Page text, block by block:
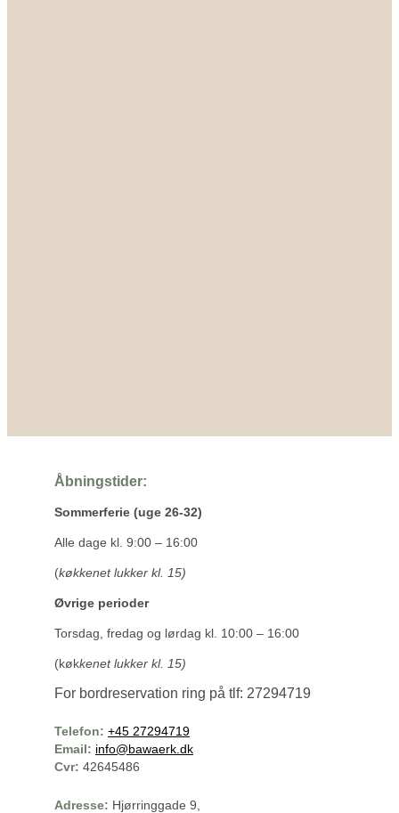
Åbningstider:
Sommerferie (uge 26-32)
Alle dage kl. 9:00 – 16:00
(køkkenet lukker kl. 15)
Øvrige perioder
Torsdag, fredag og lørdag kl. 10:00 – 16:00
(køkkenet lukker kl. 15)
For bordreservation ring på tlf: 27294719
Telefon: +45 27294719
Email: info@bawaerk.dk
Cvr: 42645486
Adresse: Hjørringgade 9,